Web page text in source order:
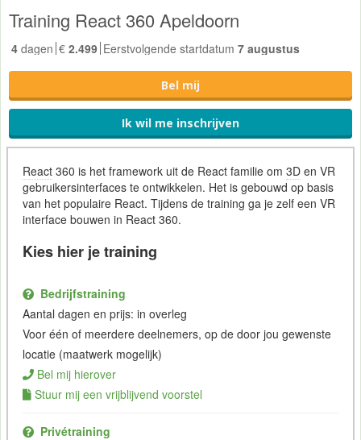
SKILLS ALCHEMIST
Training React 360 Apeldoorn
4 dagen € 2.499 Eerstvolgende startdatum 7 augustus
Bel mij
Ik wil me inschrijven
React360 is het framework uit de React familie om 3Den VR
gebruikersinterfaces te ontwikkelen. Het is gebouwd op basis
van het populaire React. Tijdens de training ga je zelf een VR
interface bouwen in React 360.
Kies hier je training
Bedrijfstraining
Aantal dagen en prijs: in overleg
Voor één of meerdere deelnemers, op de door jou gewenste
locatie (maatwerk mogelijk)
Bel mij hierover
Stuur mij een vrijblijvend voorstel
Privétraining